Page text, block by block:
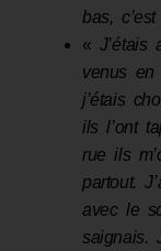
bas,
«J’étais
venus en
j’étais
ils l’ont
rue ils
partout.
avec le
saignais.